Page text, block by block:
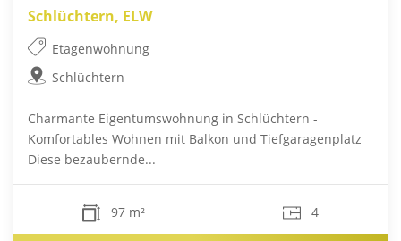
Schlüchtern, ELW
Etagenwohnung
Schlüchtern
Charmante Eigentumswohnung in Schlüchtern -
Komfortables Wohnen mit Balkon und Tiefgaragenplatz
Diese bezaubernde...
97 m² 4